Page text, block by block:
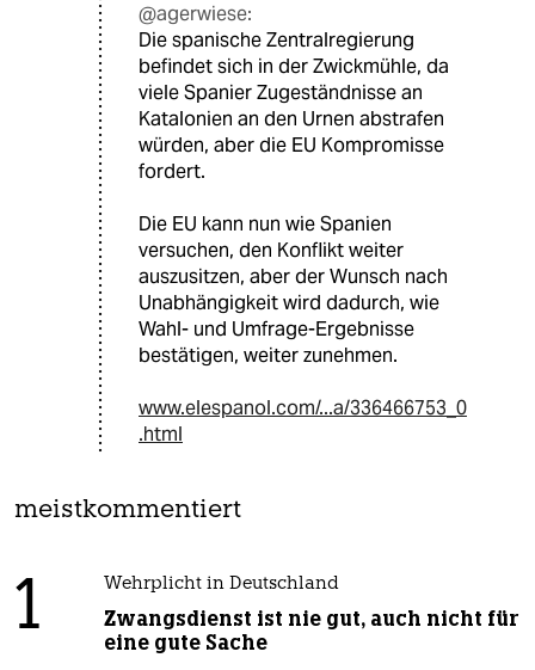
@agerwiese:
Die spanische Zentralregierung
befindet sich in der Zwickmühle, da
viele Spanier Zugeständnisse an
Katalonien an den Urnen abstrafen
würden, aber die EU Kompromisse
fordert.
Die EU kann nun wie Spanien
versuchen, den Konflikt weiter
auszusitzen, aber der Wunsch nach
Unabhängigkeit wird dadurch, wie
Wahl- und Umfrage-Ergebnisse
bestätigen, weiter zunehmen.
www.elespanol.com/...a/336466753_0
.html
meistkommentiert
1 Wehrplicht in Deutschland
Zwangsdienst ist nie gut, auch nicht für
eine gute Sache